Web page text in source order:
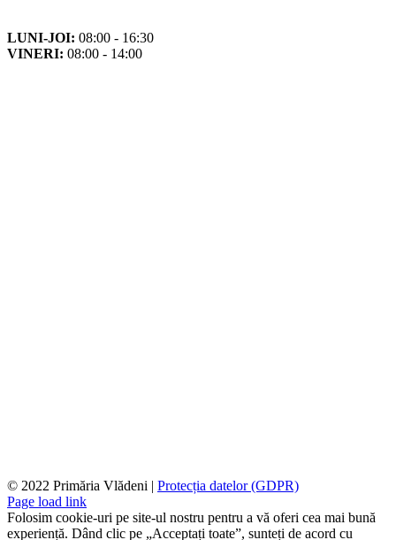
LUNI-JOI: 08:00 - 16:30
VINERI: 08:00 - 14:00
© 2022 Primăria Vlădeni | Protecția datelor (GDPR)
Page load link
Folosim cookie-uri pe site-ul nostru pentru a vă oferi cea mai bună
experiență. Dând clic pe „Acceptați toate”, sunteți de acord cu